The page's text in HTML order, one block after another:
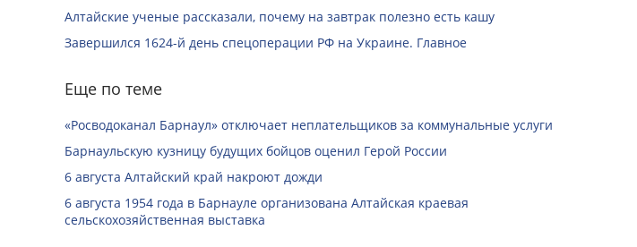
Алтайские ученые рассказали, почему на завтрак полезно есть кашу
Завершился 1624-й день спецоперации РФ на Украине. Главное
Еще по теме
«Росводоканал Барнаул» отключает неплательщиков за коммунальные услуги
Барнаульскую кузницу будущих бойцов оценил Герой России
6 августа Алтайский край накроют дожди
6 августа 1954 года в Барнауле организована Алтайская краевая
сельскохозяйственная выставка